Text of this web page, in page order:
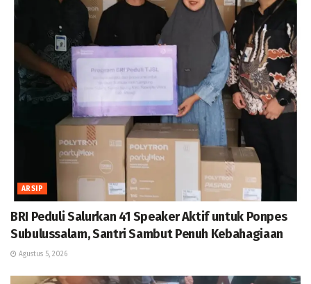
ARSIP
BRI Peduli Salurkan 41 Speaker Aktif untuk Ponpes
Subulussalam, Santri Sambut Penuh Kebahagiaan
Agustus 5, 2026